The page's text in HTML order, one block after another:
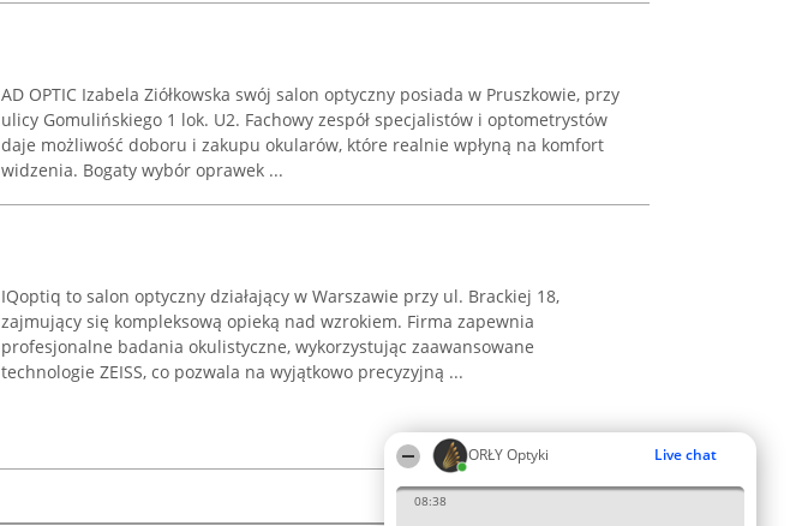
ORŁY Optyki Live chat
08:38
AD OPTIC Izabela Ziółkowska swój salon optyczny posiada w Pruszkowie, przy
ulicy Gomulińskiego 1 lok. U2. Fachowy zespół specjalistów i optometrystów
daje możliwość doboru i zakupu okularów, które realnie wpłyną na komfort
widzenia. Bogaty wybór oprawek ...
IQoptiq to salon optyczny działający w Warszawie przy ul. Brackiej 18,
zajmujący się kompleksową opieką nad wzrokiem. Firma zapewnia
profesjonalne badania okulistyczne, wykorzystując zaawansowane
technologie ZEISS, co pozwala na wyjątkowo precyzyjną ...